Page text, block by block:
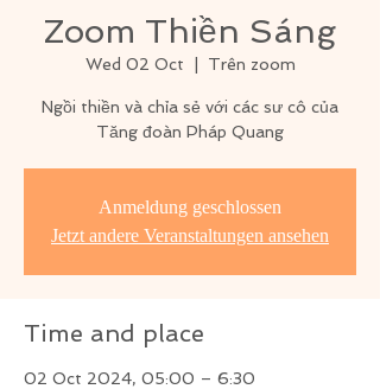
Zoom Thiền Sáng
Wed 02 Oct Trên zoom
Ngồi thiền và chỉa sẻ với các sư cô của
Tăng đoàn Pháp Quang
Anmeldung geschlossen
Jetzt andere Veranstaltungen ansehen
Time and place
02 Oct 2024, 05:00 – 6:30